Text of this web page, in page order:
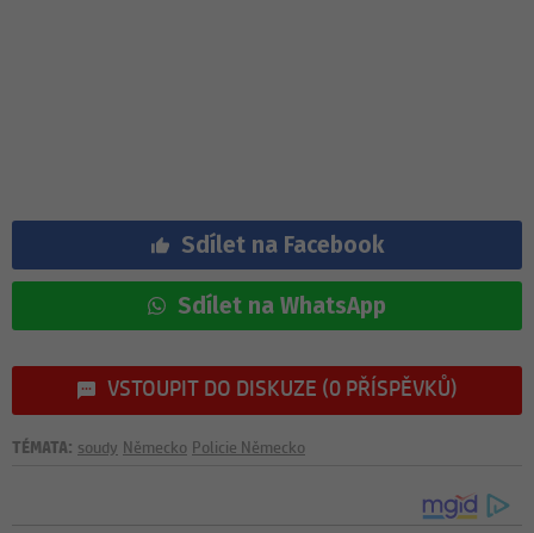
Sdílet na Facebook
Sdílet na WhatsApp
VSTOUPIT DO DISKUZE (0 PŘÍSPĚVKŮ)
TÉMATA: soudy Německo Policie Německo